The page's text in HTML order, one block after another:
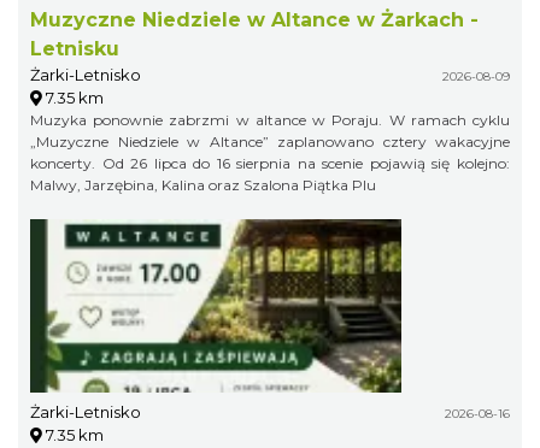
Muzyczne Niedziele w Altance w Żarkach -
Letnisku
Żarki-Letnisko 2026-08-09
7.35 km
Muzyka ponownie zabrzmi w altance w Poraju. W ramach cyklu
„Muzyczne Niedziele w Altance” zaplanowano cztery wakacyjne
koncerty. Od 26 lipca do 16 sierpnia na scenie pojawią się kolejno:
Malwy, Jarzębina, Kalina oraz Szalona Piątka Plu
Żarki-Letnisko 2026-08-16
7.35 km